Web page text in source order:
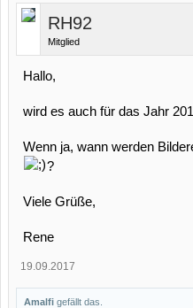
RH92
Mitglied
Hallo,
wird es auch für das Jahr
Wenn ja, wann werden
?
Viele Grüße,
Rene
19.09.2017
Amalfi gefällt das.